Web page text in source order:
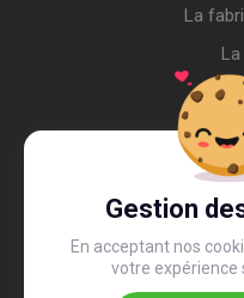
Gestion
En acceptant nos
votre expérience
La